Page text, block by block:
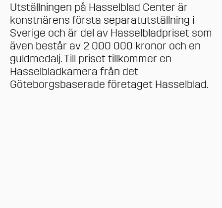
Utställningen på Hasselblad Center är
konstnärens första separatutställning i
Sverige och är del av Hasselbladpriset som
även består av 2 000 000 kronor och en
guldmedalj. Till priset tillkommer en
Hasselbladkamera från det
Göteborgsbaserade företaget Hasselblad.